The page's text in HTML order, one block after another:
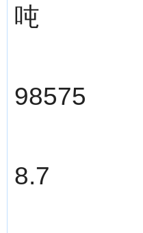
吨
98575
8.7